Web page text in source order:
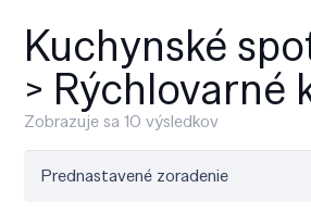
Kuchynské
> Rýchlovarné
Zobrazuje sa 10 výsledkov